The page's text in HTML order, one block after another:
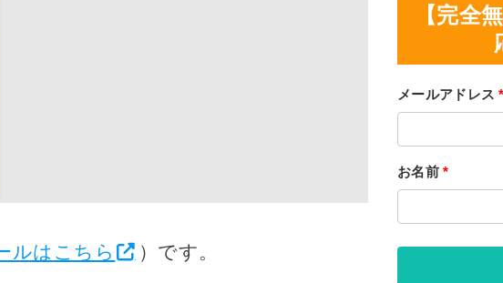
ルはこちら ）です。
【完全
メールアドレス*
お名前*